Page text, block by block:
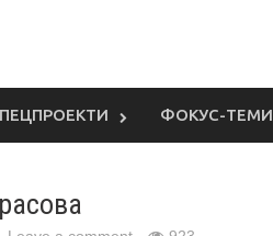
ФОКУС-ТЕМИ